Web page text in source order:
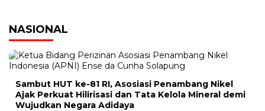
NASIONAL
Sambut HUT ke-81 RI, Asosiasi Penambang Nikel
Ajak Perkuat Hilirisasi dan Tata Kelola Mineral demi
Wujudkan Negara Adidaya